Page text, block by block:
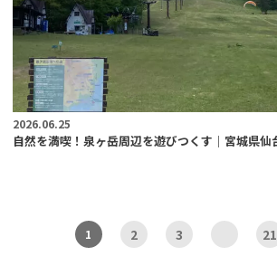
2026.06.25
自然を満喫！泉ヶ岳周辺を遊びつくす｜宮城県仙
1 2 3 21